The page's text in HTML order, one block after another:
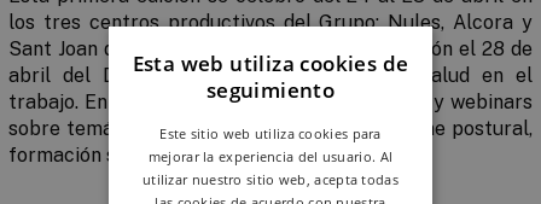
los tres centros productivos del Grupo: Nules, Alcora y
Sant Joan de Moró, con motivo de la celebración el 28 de
abril del Día Mundial de la Seguridad y Salud en el
trabajo. En ella, se realizaron talleres, charlas y webinars
sobre temáticas que iban desde el yoga, higiene postural,
formación sobre el sílice o primeros auxilios.
Esta web utiliza cookies de
seguimiento
Este sitio web utiliza cookies para
mejorar la experiencia del usuario. Al
utilizar nuestro sitio web, acepta todas